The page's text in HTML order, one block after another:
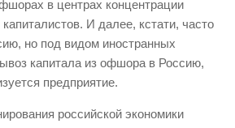
в центрах концентрации
И далее, кстати, часто
но под видом иностранных
капитала из офшора в Россию,
предприятие.
российской экономики